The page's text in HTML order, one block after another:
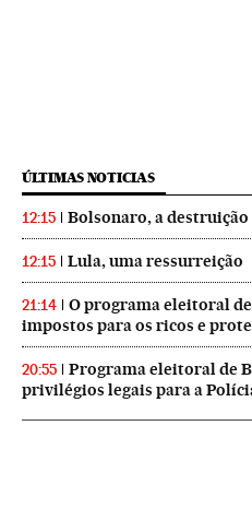
ÚLTIMAS NOTICIAS
12:15 Bolsonaro, a
12:15 Lula, uma ressurreição
21:14
O programa eleitoral
impostos para os ricos e
20:55
Programa eleitoral de
privilégios legais para a